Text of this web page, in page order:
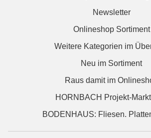
Newsletter
Onlineshop Sortiment
Weitere Kategorien im
Neu im Sortiment
Raus damit im
HORNBACH Projekt-
BODENHAUS: Fliesen.